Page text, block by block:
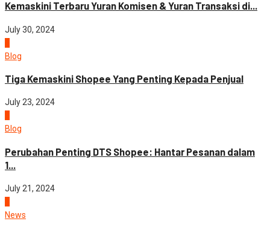
Kemaskini Terbaru Yuran Komisen & Yuran Transaksi di...
July 30, 2024
Blog
Tiga Kemaskini Shopee Yang Penting Kepada Penjual
July 23, 2024
Blog
Perubahan Penting DTS Shopee: Hantar Pesanan dalam
1...
July 21, 2024
News